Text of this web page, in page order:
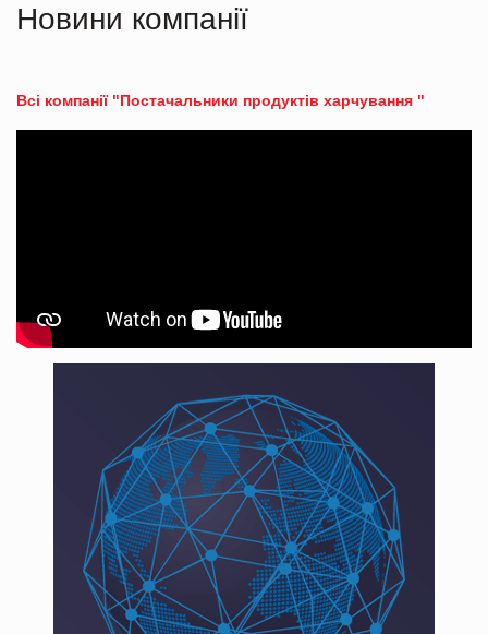
Новини компанії
Всі компанії "Постачальники продуктів харчування "